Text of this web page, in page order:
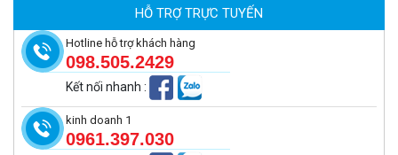
HỖ TRỢ TRỰC TUYẾN
Hotline hỗ trợ khách hàng
098.505.2429
Kết nối nhanh :
kinh doanh 1
0961.397.030
MUA NGAY